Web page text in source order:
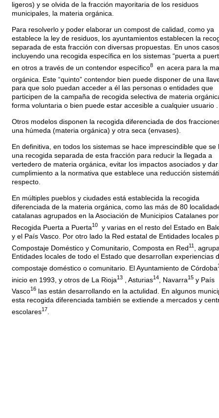
ligeros) y se olvida de la fracción mayoritaria de los residuos
municipales, la materia orgánica.
Para resolverlo y poder elaborar un compost de calidad, como ya
establece la ley de residuos, los ayuntamientos establecen la
separada de esta fracción con diversas propuestas. En unos casos
incluyendo una recogida específica en los sistemas “puerta a
en otros a través de un contendor específico8en acera para la
orgánica. Este “quinto” contendor bien puede disponer de una
para que solo puedan acceder a él las personas o entidades que
participen de la campaña de recogida selectiva de materia
forma voluntaria o bien puede estar accesible a cualquier usuario .
Otros modelos disponen la recogida diferenciada de dos
una húmeda (materia orgánica) y otra seca (envases).
En definitiva, en todos los sistemas se hace imprescindible que se
una recogida separada de esta fracción para reducir la llegada a
vertedero de materia orgánica, evitar los impactos asociados y dar
cumplimiento a la normativa que establece una reducción
respecto.
En múltiples pueblos y ciudades está establecida la recogida
diferenciada de la materia orgánica, como las más de 80
catalanas agrupados en la Asociación de Municipios Catalanes
Recogida Puerta a Puerta10y varias en el resto del Estado en
y el País Vasco. Por otro lado la Red estatal de Entidades locales
Compostaje Doméstico y Comunitario, Composta en Red11,
Entidades locales de todo el Estado que desarrollan experiencias
compostaje doméstico o comunitario. El Ayuntamiento de Córdoba
inicio en 1993, y otros de La Rioja13, Asturias14, Navarra15y País
Vasco16las están desarrollando en la actulidad. En algunos
esta recogida diferenciada también se extiende a mercados y
escolares17